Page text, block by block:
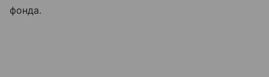
фонда.